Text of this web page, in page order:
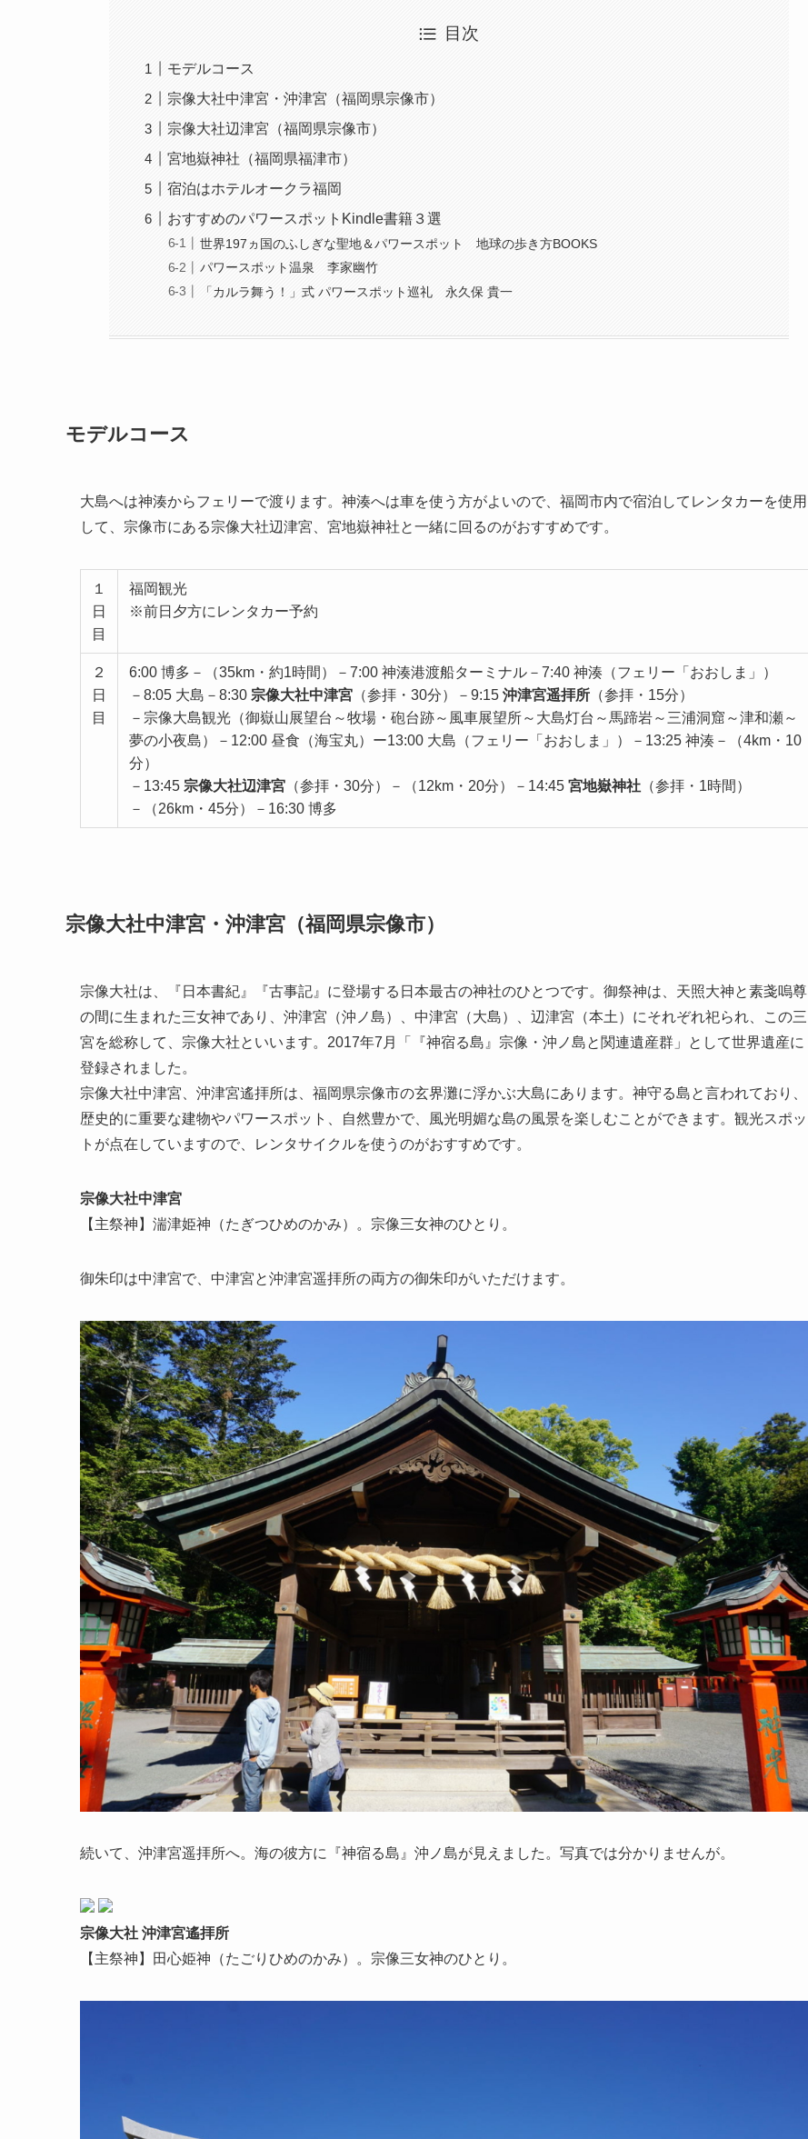
目次
モデルコース
宗像大社中津宮・沖津宮（福岡県宗像市）
宗像大社辺津宮（福岡県宗像市）
宮地嶽神社（福岡県福津市）
宿泊はホテルオークラ福岡
おすすめのパワースポットKindle書籍３選
世界197ヵ国のふしぎな聖地＆パワースポット 地球の歩き方BOOKS
パワースポット温泉 李家幽竹
「カルラ舞う！」式 パワースポット巡礼 永久保 貴一
モデルコース
大島へは神湊からフェリーで渡ります。神湊へは車を使う方がよいので、福岡市内で宿泊してレンタカーを使用
して、宗像市にある宗像大社辺津宮、宮地嶽神社と一緒に回るのがおすすめです。
１
日
目
福岡観光
※前日夕方にレンタカー予約
２
日
目
6:00 博多－（35km・約1時間）－7:00 神湊港渡船ターミナル－7:40 神湊（フェリー「おおしま」）
－8:05 大島－8:30 宗像大社中津宮 （参拝・30分）－9:15 沖津宮遥拝所 （参拝・15分）
－宗像大島観光（御嶽山展望台～牧場・砲台跡～風車展望所～大島灯台～馬蹄岩～三浦洞窟～津和瀬～
夢の小夜島）－12:00 昼食（海宝丸）ー13:00 大島（フェリー「おおしま」）－13:25 神湊－（4km・10
分）
－13:45 宗像大社辺津宮 （参拝・30分）－（12km・20分）－14:45 宮地嶽神社 （参拝・1時間）
－（26km・45分）－16:30 博多
宗像大社中津宮・沖津宮（福岡県宗像市）
宗像大社は、『日本書紀』『古事記』に登場する日本最古の神社のひとつです。御祭神は、天照大神と素戔嗚尊
の間に生まれた三女神であり、沖津宮（沖ノ島）、中津宮（大島）、辺津宮（本土）にそれぞれ祀られ、この三
宮を総称して、宗像大社といいます。2017年7月「『神宿る島』宗像・沖ノ島と関連遺産群」として世界遺産に
登録されました。
宗像大社中津宮、沖津宮遙拝所は、福岡県宗像市の玄界灘に浮かぶ大島にあります。神守る島と言われており、
歴史的に重要な建物やパワースポット、自然豊かで、風光明媚な島の風景を楽しむことができます。観光スポッ
トが点在していますので、レンタサイクルを使うのがおすすめです。
宗像大社中津宮
【主祭神】湍津姫神（たぎつひめのかみ）。宗像三女神のひとり。
御朱印は中津宮で、中津宮と沖津宮遥拝所の両方の御朱印がいただけます。
続いて、沖津宮遥拝所へ。海の彼方に『神宿る島』沖ノ島が見えました。写真では分かりませんが。
宗像大社 沖津宮遙拝所
【主祭神】田心姫神（たごりひめのかみ）。宗像三女神のひとり。